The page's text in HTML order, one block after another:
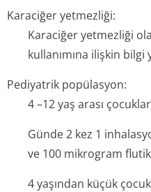
Karaciğer yetmezliği:
Karaciğer yetmezliği
kullanımına ilişkin bilgi
Pediyatrik popülasyon:
4 –12 yaş arası
Günde 2 kez 1
ve 100 mikrogram
4 yaşından küçük